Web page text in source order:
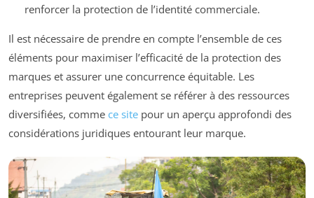
renforcer la protection de l’identité commerciale.
Il est nécessaire de prendre en compte l’ensemble de ces
éléments pour maximiser l’efficacité de la protection des
marques et assurer une concurrence équitable. Les
entreprises peuvent également se référer à des ressources
diversifiées, comme ce site pour un aperçu approfondi des
considérations juridiques entourant leur marque.